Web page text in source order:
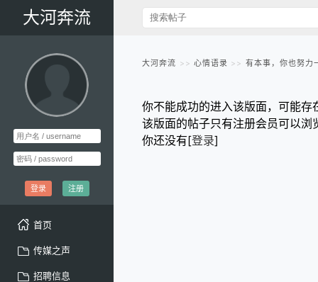
大河奔流
登录 注册
首页
传媒之声
招聘信息
大河奔流 心情语录 有本事，你也努力
你不能成功的进入该版面，可能存
该版面的帖子只有注册会员可以浏
你还没有[登录]